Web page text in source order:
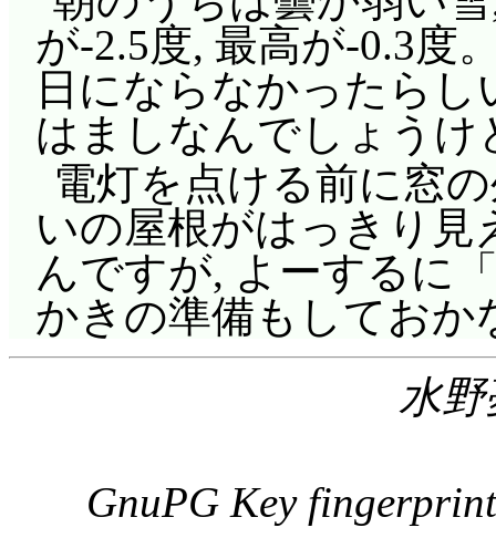
が-2.5度, 最高が-0.3度
日にならなかったら
はましなんでしょうけ
電灯を点ける前に窓
いの屋根がはっきり見
んですが, よーするに
かきの準備もしておか
水
GnuPG Key